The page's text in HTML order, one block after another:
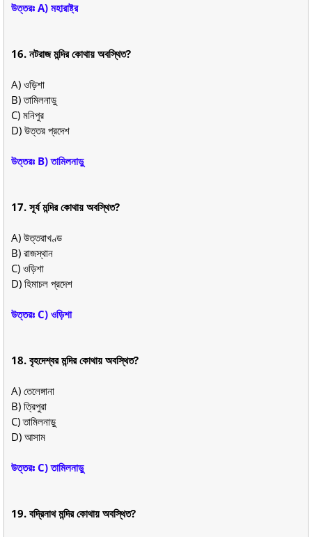
উত্তরঃ A) মহারাষ্ট্র
16. নটরাজ মন্দির কোথায় অবস্থিত?
A) ওড়িশা
B) তামিলনাড়ু
C) মনিপুর
D) উত্তর প্রদেশ
উত্তরঃ B) তামিলনাড়ু
17. সূর্য মন্দির কোথায় অবস্থিত?
A) উত্তরাখণ্ড
B) রাজস্থান
C) ওড়িশা
D) হিমাচল প্রদেশ
উত্তরঃ C) ওড়িশা
18. বৃহদেশ্বর মন্দির কোথায় অবস্থিত?
A) তেলেঙ্গানা
B) ত্রিপুরা
C) তামিলনাড়ু
D) আসাম
উত্তরঃ C) তামিলনাড়ু
19. বদ্রিনাথ মন্দির কোথায় অবস্থিত?